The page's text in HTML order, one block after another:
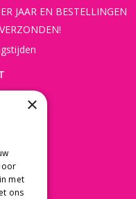
JAAR EN BESTELLINGEN
×
met
ons